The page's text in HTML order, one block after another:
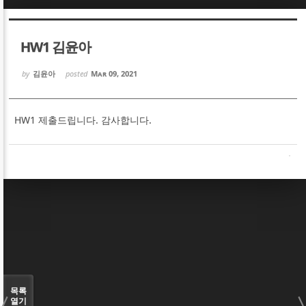
HW1 김윤아
by 김윤아 posted Mar 09, 2021
HW1 제출드립니다. 감사합니다.
목록
열기
Sketchbook5, 스케치북5
Sketchbook5, 스케치북5
Sketchbook5, 스케치북5
Sketchbook5, 스케치북5